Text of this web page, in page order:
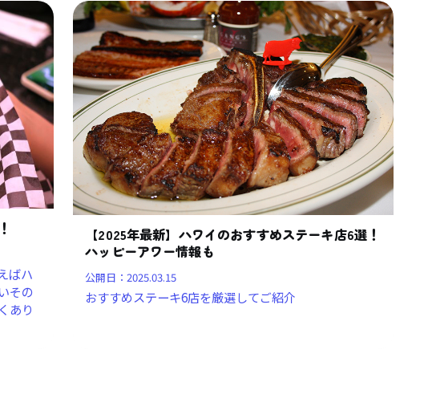
ばハ
その
あり
【2025年最新】ハワイのおすすめステーキ店6選！
ハッピーアワー情報も
公開日：2025.03.15
おすすめステーキ6店を厳選してご紹介